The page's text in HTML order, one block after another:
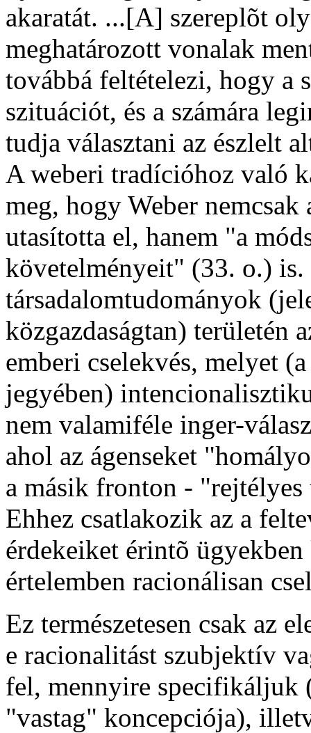
akaratát. ...[A] szereplõt
meghatározott vonalak
továbbá feltételezi, hogy a
szituációt, és a számára
tudja választani az észlelt
A weberi tradícióhoz való
meg, hogy Weber
utasította el, hanem "a
követelményeit" (33. o.) is.
társadalomtudományok
közgazdaságtan) területén
emberi cselekvés, melyet
jegyében)
nem valamiféle inger-
ahol az ágenseket
a másik fronton -
Ehhez csatlakozik az a
érdekeiket érintõ
értelemben racionálisan
Ez természetesen csak az
e racionalitást szubjektív
fel, mennyire specifikáljuk
"vastag" koncepciója),